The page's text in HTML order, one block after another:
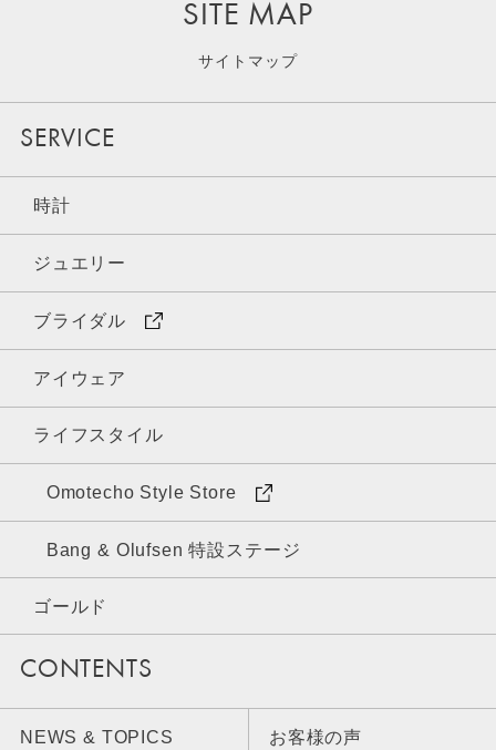
SITE MAP
サイトマップ
SERVICE
時計
ジュエリー
ブライダル
アイウェア
ライフスタイル
Omotecho Style Store
Bang & Olufsen 特設ステージ
ゴールド
CONTENTS
NEWS & TOPICS お客様の声